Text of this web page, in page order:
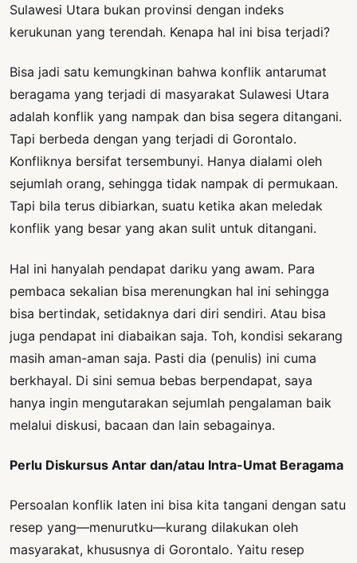
Sulawesi Utara bukan provinsi dengan indeks
kerukunan yang terendah. Kenapa hal ini bisa terjadi?
Bisa jadi satu kemungkinan bahwa konflik antarumat
beragama yang terjadi di masyarakat Sulawesi Utara
adalah konflik yang nampak dan bisa segera ditangani.
Tapi berbeda dengan yang terjadi di Gorontalo.
Konfliknya bersifat tersembunyi. Hanya dialami oleh
sejumlah orang, sehingga tidak nampak di permukaan.
Tapi bila terus dibiarkan, suatu ketika akan meledak
konflik yang besar yang akan sulit untuk ditangani.
Hal ini hanyalah pendapat dariku yang awam. Para
pembaca sekalian bisa merenungkan hal ini sehingga
bisa bertindak, setidaknya dari diri sendiri. Atau bisa
juga pendapat ini diabaikan saja. Toh, kondisi sekarang
masih aman-aman saja. Pasti dia (penulis) ini cuma
berkhayal. Di sini semua bebas berpendapat, saya
hanya ingin mengutarakan sejumlah pengalaman baik
melalui diskusi, bacaan dan lain sebagainya.
Perlu Diskursus Antar dan/atau Intra-Umat Beragama
Persoalan konflik laten ini bisa kita tangani dengan satu
resep yang—menurutku—kurang dilakukan oleh
masyarakat, khususnya di Gorontalo. Yaitu resep